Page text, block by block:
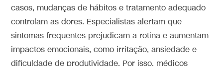
casos, mudanças de hábitos e tratamento adequado
controlam as dores. Especialistas alertam que
sintomas frequentes prejudicam a rotina e aumentam
impactos emocionais, como irritação, ansiedade e
dificuldade de produtividade. Por isso, médicos